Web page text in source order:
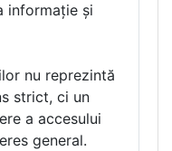
informație și
nu reprezintă
strict, ci un
a accesului
general.